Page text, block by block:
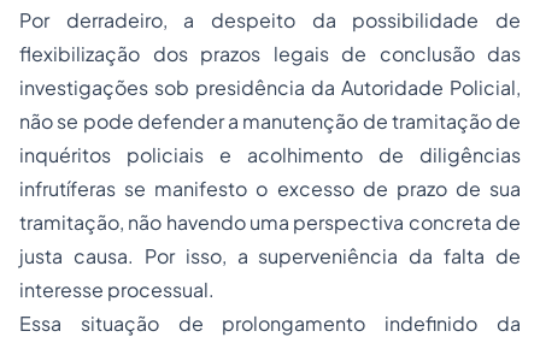
Por derradeiro, a despeito da possibilidade de
flexibilização dos prazos legais de conclusão das
investigações sob presidência da Autoridade Policial,
não se pode defender a manutenção de tramitação de
inquéritos policiais e acolhimento de diligências
infrutíferas se manifesto o excesso de prazo de sua
tramitação, não havendo uma perspectiva concreta de
justa causa. Por isso, a superveniência da falta de
interesse processual.
Essa situação de prolongamento indefinido da